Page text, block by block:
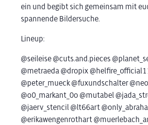
ein und begibt sich gemeinsam mit
spannende Bildersuche.
Lineup:
@seileise @cuts.and.pieces
@metraeda @dropix
@peter_mueck @fuxundschalter
@o0_markant_0o @mutabel
@jaerv_stencil @lt66art
@erikawengenrothart